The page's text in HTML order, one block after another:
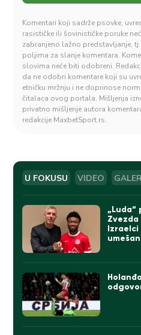
Komentari koji sadrže psovke,
rasističke ili šovinističke poruke
zabranjeno lažno predstavljanje,
poljima za slanje komentara.
slovima neće biti odobreni.
da ne odobri komentare koji su
etničku mržnju i ne doprinose
čitalaca ovog portala. Mišljenja
privatno mišljenje autora
redakcije MaxbetSport.rs.
U FOKUSU VIDEO
Izraelci